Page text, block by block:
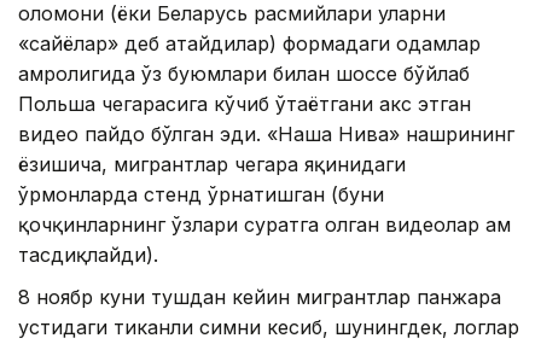
оломони (ёки Беларусь расмийлари уларни
«сайёҳлар» деб атайдилар) формадаги одамлар
ҳамроҳлигида ўз буюмлари билан шоссе бўйлаб
Польша чегарасига кўчиб ўтаётгани акс этган
видео пайдо бўлган эди. «Наша Нива» нашрининг
ёзишича, мигрантлар чегара яқинидаги
ўрмонларда стенд ўрнатишган (буни
қочқинларнинг ўзлари суратга олган видеолар ҳам
тасдиқлайди).
8 ноябр куни тушдан кейин мигрантлар панжара
устидаги тиканли симни кесиб, шунингдек, логлар